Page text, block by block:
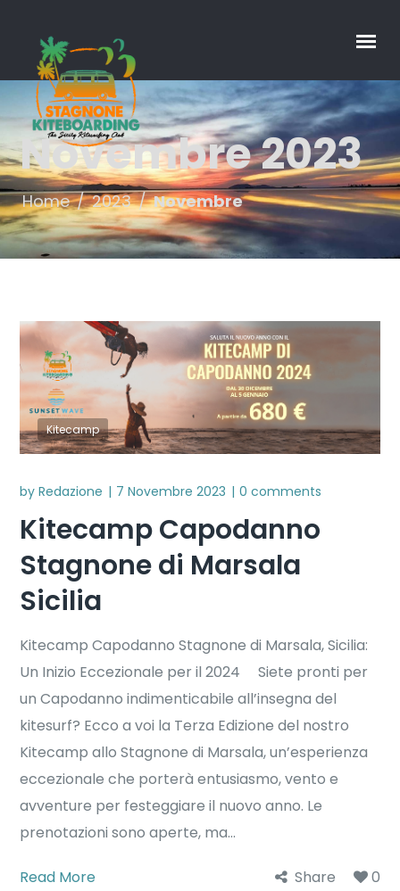
Novembre 2023
Home/2023/Novembre
Kitecamp
byRedazione 7 Novembre 2023 0 comments
Kitecamp Capodanno
Stagnone di Marsala
Sicilia
Kitecamp Capodanno Stagnone di Marsala, Sicilia:
Un Inizio Eccezionale per il 2024 Siete pronti per
un Capodanno indimenticabile all’insegna del
kitesurf? Ecco a voi la Terza Edizione del nostro
Kitecamp allo Stagnone di Marsala, un’esperienza
eccezionale che porterà entusiasmo, vento e
avventure per festeggiare il nuovo anno. Le
prenotazioni sono aperte, ma...
Read More Share 0